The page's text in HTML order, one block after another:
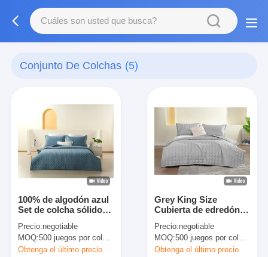
Conjunto De Colchas (5)
100% de algodón azul
Set de colcha sólido
Set transpirable
Precio:negotiable
MOQ:500 juegos por color, negociables.
Obtenga el último precio
Grey King Size
Cubierta de edredón
de hotel tamaño
completo tamaño
Queen
Precio:negotiable
MOQ:500 juegos por color, negociables.
Obtenga el último precio